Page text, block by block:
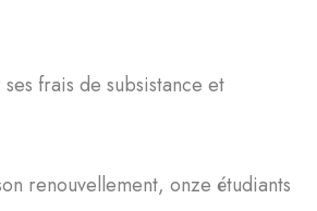
frais de subsistance et
renouvellement, onze étudiants